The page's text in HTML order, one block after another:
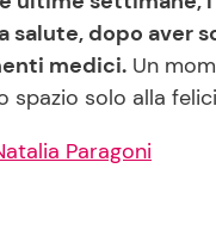
salute, dopo aver
medici. Un
spazio solo alla
Paragoni